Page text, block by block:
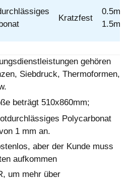
Kratzfest
0.5mm,
1.5mm
gehören
Siebdruck, Thermoformen,
beträgt 510x860mm;
Polycarbonat
1 mm an.
aber der Kunde muss
aufkommen
um mehr über